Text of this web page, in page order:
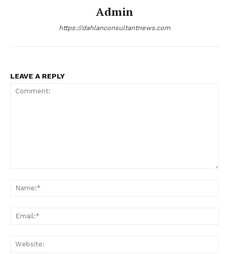
Admin
https://dahlanconsultantnews.com
LEAVE A REPLY